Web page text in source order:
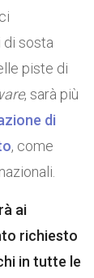
di sosta
piste di
, sarà più
di
, come
ai
richiesto
in tutte le